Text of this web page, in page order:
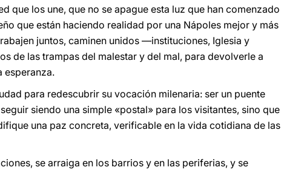
que los une, que no se apague esta luz que han comenzado
que están haciendo realidad por una Nápoles mejor y más
juntos, caminen unidos —instituciones, Iglesia y
de las trampas del malestar y del mal, para devolverle a
esperanza.
para redescubrir su vocación milenaria: ser un puente
siendo una simple «postal» para los visitantes, sino que
una paz concreta, verificable en la vida cotidiana de las
se arraiga en los barrios y en las periferias, y se